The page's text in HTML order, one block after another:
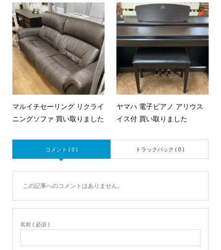
マルイチセーリング リクライ
ニングソファ 買い取りました
ヤマハ 電子ピアノ アリウス
イス付 買い取りました
コメント ( 0 ) トラックバック ( 0 )
この記事へのコメントはありません。
名前 ( 必須 )